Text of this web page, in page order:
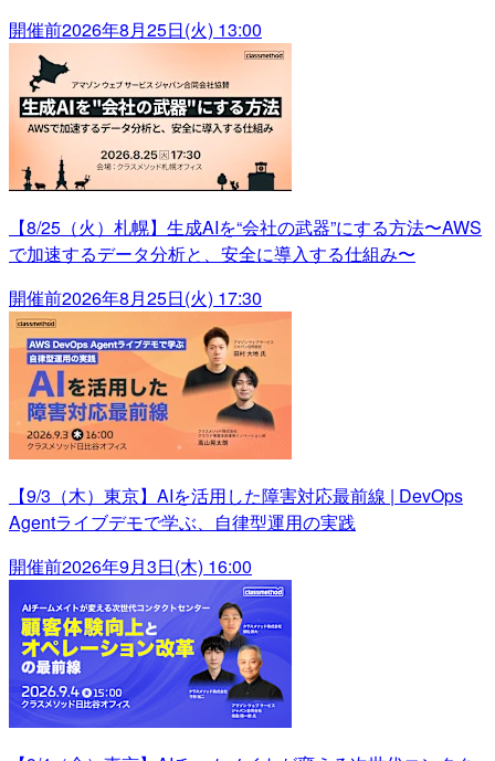
開催前2026年8月25日(火) 13:00
【8/25（火）札幌】生成AIを“会社の武器”にする方法〜AWS
で加速するデータ分析と、安全に導入する仕組み〜
開催前2026年8月25日(火) 17:30
【9/3（木）東京】AIを活用した障害対応最前線 | DevOps
Agentライブデモで学ぶ、自律型運用の実践
開催前2026年9月3日(木) 16:00